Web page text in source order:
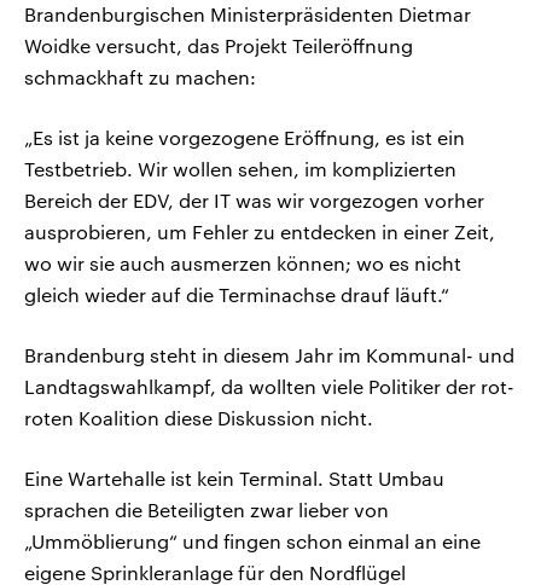
Brandenburgischen Ministerpräsidenten Dietmar
Woidke versucht, das Projekt Teileröffnung
schmackhaft zu machen:
„Es ist ja keine vorgezogene Eröffnung, es ist ein
Testbetrieb. Wir wollen sehen, im komplizierten
Bereich der EDV, der IT was wir vorgezogen vorher
ausprobieren, um Fehler zu entdecken in einer Zeit,
wo wir sie auch ausmerzen können; wo es nicht
gleich wieder auf die Terminachse drauf läuft.“
Brandenburg steht in diesem Jahr im Kommunal- und
Landtagswahlkampf, da wollten viele Politiker der rot-
roten Koalition diese Diskussion nicht.
Eine Wartehalle ist kein Terminal. Statt Umbau
sprachen die Beteiligten zwar lieber von
„Ummöblierung“ und fingen schon einmal an eine
eigene Sprinkleranlage für den Nordflügel